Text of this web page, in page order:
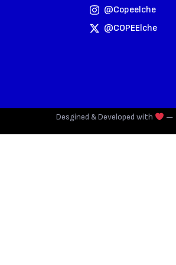
@copeelche
@COPEElche
Desgined & Developed with —